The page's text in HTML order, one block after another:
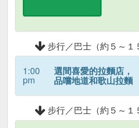
步行／巴士（約５～１
1:00
pm
選間喜愛的拉麵店，
品嚐地道和歌山拉麵
步行／巴士（約５～１